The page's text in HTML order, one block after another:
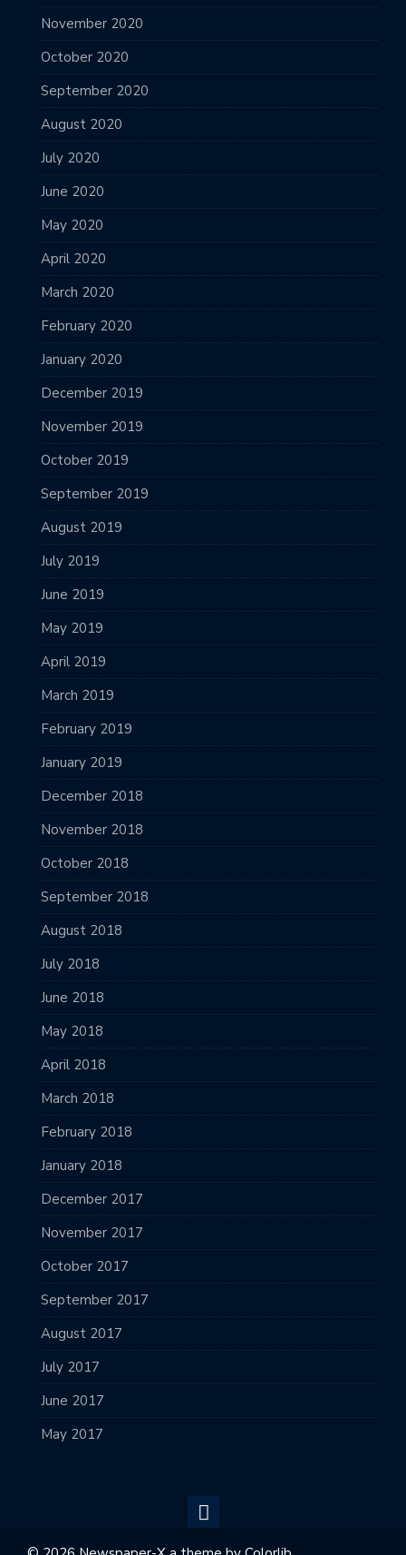
November 2020
October 2020
September 2020
August 2020
July 2020
June 2020
May 2020
April 2020
March 2020
February 2020
January 2020
December 2019
November 2019
October 2019
September 2019
August 2019
July 2019
June 2019
May 2019
April 2019
March 2019
February 2019
January 2019
December 2018
November 2018
October 2018
September 2018
August 2018
July 2018
June 2018
May 2018
April 2018
March 2018
February 2018
January 2018
December 2017
November 2017
October 2017
September 2017
August 2017
July 2017
June 2017
May 2017